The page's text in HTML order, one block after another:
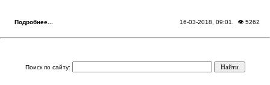
Подробнее... 16-03-2018, 09:01 . 👁 5262
Поиск по сайту: